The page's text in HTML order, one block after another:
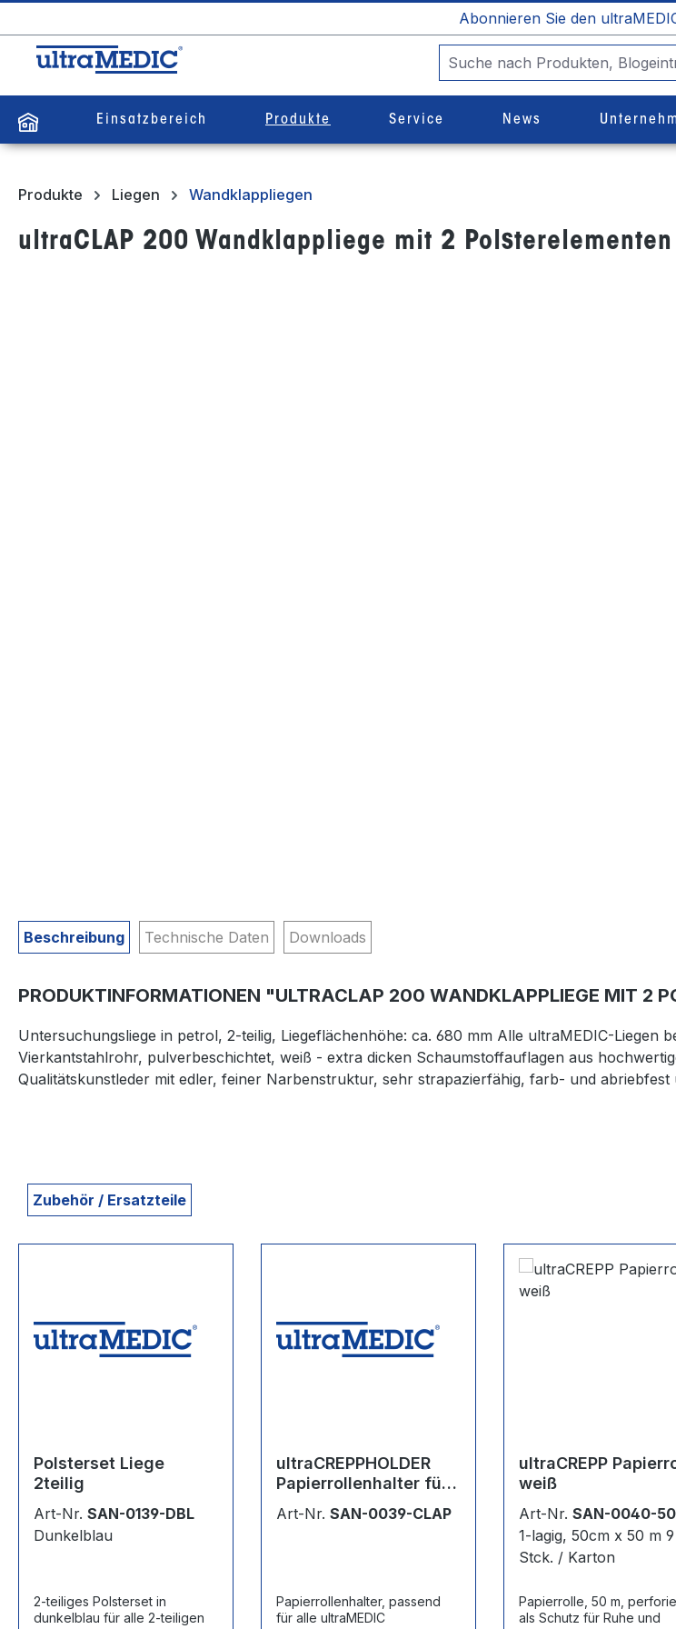
Abonnieren Sie den
Einsatzbereich Produkte Service News
Produkte Liegen Wandklappliegen
ultraCLAP 200 Wandklappliege mit 2 Polsterelementen
Beschreibung Technische Daten Downloads
PRODUKTINFORMATIONEN "ULTRACLAP 200 WANDKLAPPLIEGE MIT 2
Untersuchungsliege in petrol, 2-teilig, Liegeflächenhöhe: ca. 680 mm Alle ultraMEDIC-
Vierkantstahlrohr, pulverbeschichtet, weiß - extra dicken Schaumstoffauflagen aus
Qualitätskunstleder mit edler, feiner Narbenstruktur, sehr strapazierfähig, farb- und
Zubehör / Ersatzteile
Polsterset Liege
2teilig
Art-Nr. SAN-0139-DBL
Dunkelblau
2-teiliges Polsterset in
dunkelblau für alle 2-teiligen
ultraCREPPHOLDER
Papierrollenhalter für
Art-Nr. SAN-0039-CLAP
Papierrollenhalter, passend
für alle ultraMEDIC
ultraCREPP
weiß
Art-Nr. SAN-0040-50
1-lagig, 50cm x 50 m 9
Stck. / Karton
Papierrolle, 50 m,
als Schutz für Ruhe und